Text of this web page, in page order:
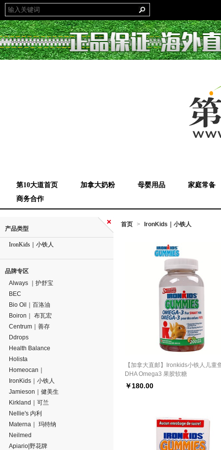
第10大道首页 加拿大奶粉 母婴用品
家庭常备
商务合作
首页 > IronKids｜小铁人
【加拿大直邮】Ironkids小铁人儿童
DHA Omega3 果胶软糖
￥180.00
产品类型
IronKids｜小铁人
品牌专区
Always ｜护舒宝
BEC
Bio Oil｜百洛油
Boiron｜ 布瓦宏
Centrum｜善存
Ddrops
Health Balance
Holista
Homeocan｜
IronKids｜小铁人
Jamieson｜健美生
Kirkland｜可兰
Nellie's 内利
Materna｜ 玛特纳
Neilmed
Apiario|野花牌